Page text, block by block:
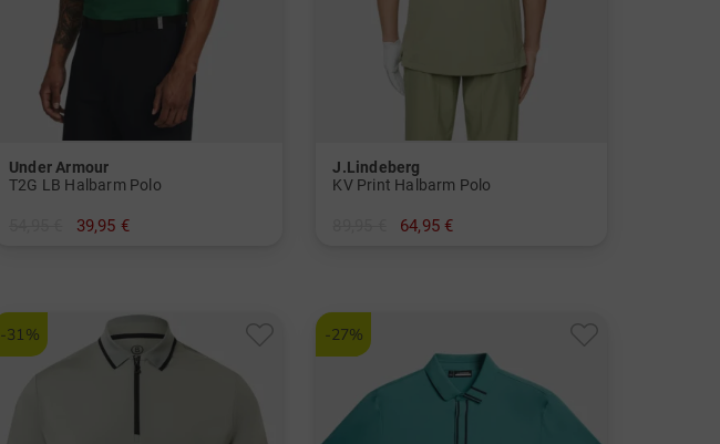
Under Armour
T2G LB Halbarm Polo
39,95 €
J.Lindeberg
KV Print Halbarm Polo
64,95 €
-31% -27%